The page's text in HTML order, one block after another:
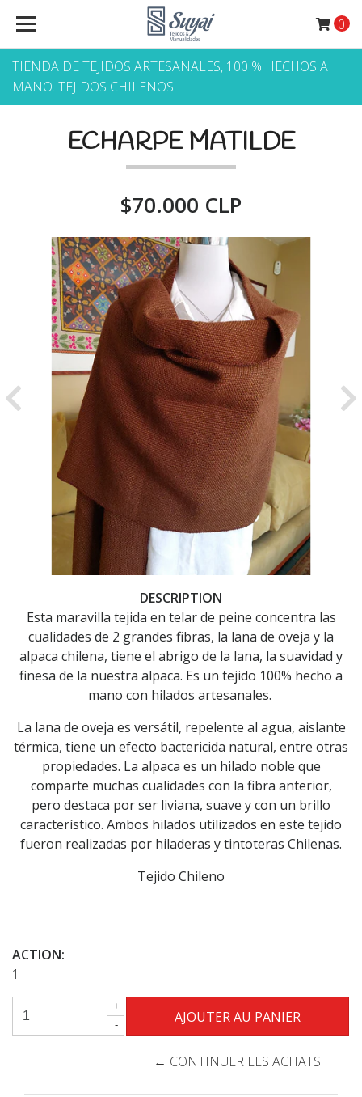
TIENDA DE TEJIDOS ARTESANALES, 100 % HECHOS A
MANO. TEJIDOS CHILENOS
0
ECHARPE MATILDE
$70.000 CLP
Previous
DESCRIPTION
Esta maravilla tejida en telar de peine concentra las
cualidades de 2 grandes fibras, la lana de oveja y la
alpaca chilena, tiene el abrigo de la lana, la suavidad y
finesa de la nuestra alpaca. Es un tejido 100% hecho a
mano con hilados artesanales.
La lana de oveja es versátil, repelente al agua, aislante
térmica, tiene un efecto bactericida natural, entre otras
propiedades. La alpaca es un hilado noble que
comparte muchas cualidades con la fibra anterior,
pero destaca por ser liviana, suave y con un brillo
característico. Ambos hilados utilizados en este tejido
fueron realizadas por hiladeras y tintoteras Chilenas.
Tejido Chileno
ACTION:
1
+
-
← CONTINUER LES ACHATS